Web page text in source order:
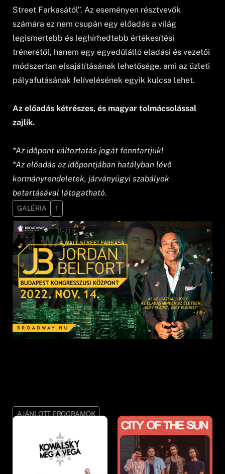
Street Farkasától”. Az eseményen résztvevők
számára ez nem csupán egy előadás a világ
legismertebb és leghírhedtebb értékesítési
trénerétől, hanem egy egyedülálló eladási és vezetői
módszertan elsajátításának lehetősége, ami az üzleti
pályafutásának felívelésének egyik kulcsa lehet.
Az előadás kétrészes, és magyar tolmácsolással
zajlik.
*Az időpont változtatás jogát fenntartjuk!
*Az előadás az időpontjában hatályban lévő
kormányrendeletek, járványügyi szabályok
betartásával látogatható.
GALÉRIA 1
AJÁNLOTT PROGRAMOK